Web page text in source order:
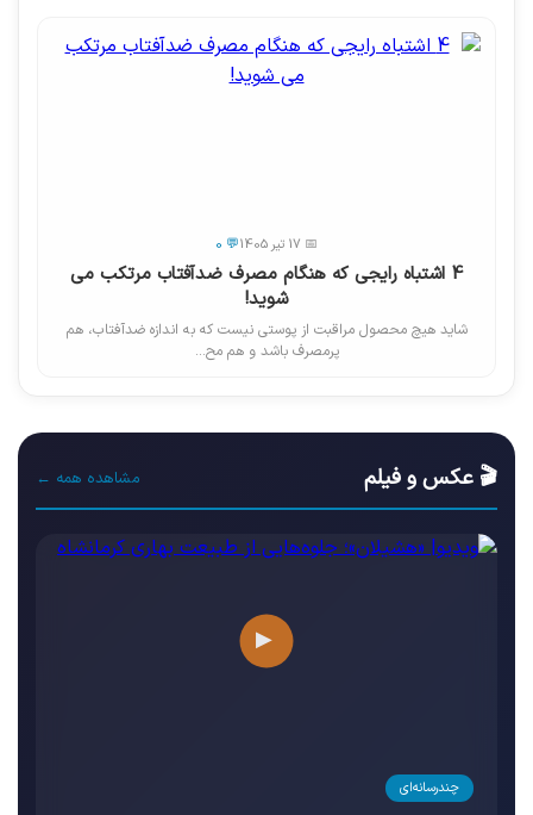
📅 17 تیر 1405 💬 0
4 اشتباه رایجی که هنگام مصرف ضدآفتاب مرتکب می
شوید!
شاید هیچ محصول مراقبت از پوستی نیست که به اندازه ضدآفتاب، هم
پرمصرف باشد و هم مح...
🎬 عکس و فیلم مشاهده همه ←
▶
چندرسانه‌ای